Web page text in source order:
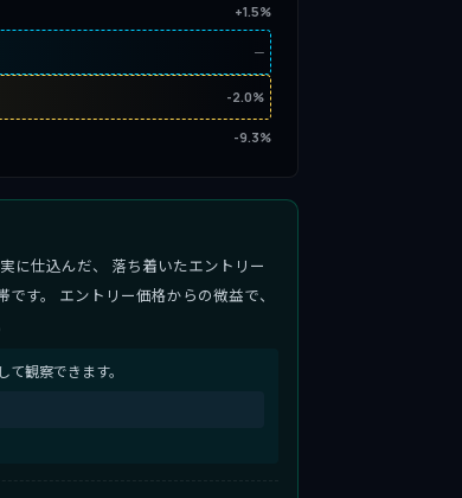
+1.5%
─
-2.0%
-9.3%
に仕込んだ、 落ち着いたエントリー
す。 エントリー価格からの微益で、
観察できます。